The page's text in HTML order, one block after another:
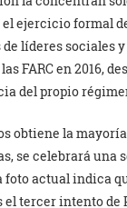
ejercicio formal
líderes sociales
FARC en 2016,
del propio
obtiene la
se celebrará una
foto actual indica
tercer intento de